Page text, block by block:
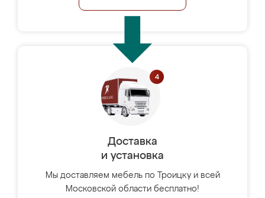
Доставка
и установка
Мы доставляем мебель по Троицку и всей
Московской области бесплатно!